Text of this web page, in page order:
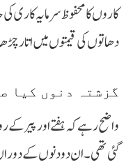
کاروں کا محفوظ سرمایہ کاری
دھاتوں کی قیمتوں میں اتار
گزشتہ دنوں کیا
واضح رہے کہ ہفتے اور پیر کے
گئی تھی۔ ان دو دنوں کے